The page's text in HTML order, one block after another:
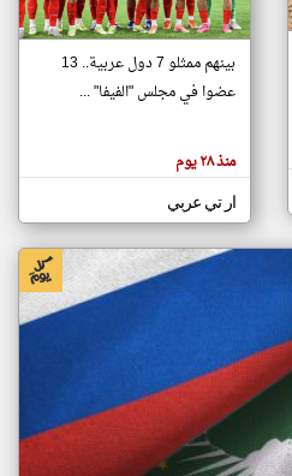
تغيير الدولة
اخبار جزر القمر على مدار الساعة
أهم اخبار جزر القمر العاجلة والمباشرة
بينهم ممثلو 7 دول عربية.. 13
عضوا في مجلس "الفيفا" ...
منذ ٢٨ يوم
ار تي عربي
klyoum.com